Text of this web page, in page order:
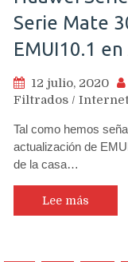
Serie Mate
EMUI10.1
12 julio, 2020
Filtrados /
Tal como hemos
actualización de
de la casa…
Lee más